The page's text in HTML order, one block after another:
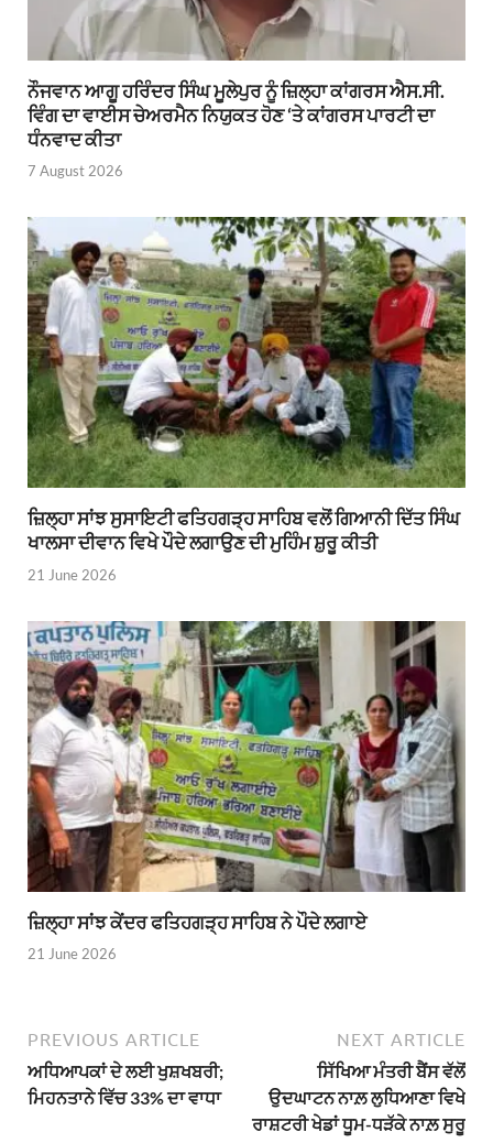
ਨੌਜਵਾਨ ਆਗੂ ਹਰਿੰਦਰ ਸਿੰਘ ਮੂਲੇਪੁਰ ਨੂੰ ਜ਼ਿਲ੍ਹਾ ਕਾਂਗਰਸ ਐਸ.ਸੀ.
ਵਿੰਗ ਦਾ ਵਾਈਸ ਚੇਅਰਮੈਨ ਨਿਯੁਕਤ ਹੋਣ ‘ਤੇ ਕਾਂਗਰਸ ਪਾਰਟੀ ਦਾ
ਧੰਨਵਾਦ ਕੀਤਾ
7 August 2026
ਜ਼ਿਲ੍ਹਾ ਸਾਂਝ ਸੁਸਾਇਟੀ ਫਤਿਹਗੜ੍ਹ ਸਾਹਿਬ ਵਲੋਂ ਗਿਆਨੀ ਦਿੱਤ ਸਿੰਘ
ਖਾਲਸਾ ਦੀਵਾਨ ਵਿਖੇ ਪੌਦੇ ਲਗਾਉਣ ਦੀ ਮੁਹਿੰਮ ਸ਼ੁਰੂ ਕੀਤੀ
21 June 2026
ਜ਼ਿਲ੍ਹਾ ਸਾਂਝ ਕੇਂਦਰ ਫਤਿਹਗੜ੍ਹ ਸਾਹਿਬ ਨੇ ਪੌਦੇ ਲਗਾਏ
21 June 2026
PREVIOUS ARTICLE
ਅਧਿਆਪਕਾਂ ਦੇ ਲਈ ਖੁਸ਼ਖਬਰੀ;
ਮਿਹਨਤਾਨੇ ਵਿੱਚ 33% ਦਾ ਵਾਧਾ
NEXT ARTICLE
ਸਿੱਖਿਆ ਮੰਤਰੀ ਬੈਂਸ ਵੱਲੋਂ
ਉਦਘਾਟਨ ਨਾਲ਼ ਲੁਧਿਆਣਾ ਵਿਖੇ
ਰਾਸ਼ਟਰੀ ਖੇਡਾਂ ਧੂਮ-ਧੜੱਕੇ ਨਾਲ਼ ਸੁਰੂ